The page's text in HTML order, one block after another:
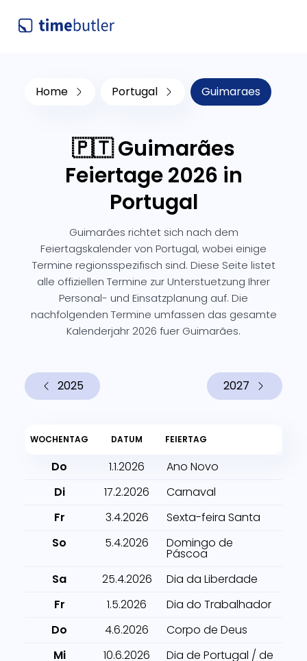
Home Portugal Guimaraes
🇵🇹 Guimarães
Feiertage 2026 in
Portugal
Guimarães richtet sich nach dem
Feiertagskalender von Portugal, wobei einige
Termine regionsspezifisch sind. Diese Seite listet
alle offiziellen Termine zur Unterstuetzung Ihrer
Personal- und Einsatzplanung auf. Die
nachfolgenden Termine umfassen das gesamte
Kalenderjahr 2026 fuer Guimarães.
2025 2027
WOCHENTAG DATUM FEIERTAG
Do 1.1.2026
Ano Novo
Di
17.2.2026
Carnaval
Fr
3.4.2026
Sexta-feira Santa
So
5.4.2026 Domingo de
Páscoa
Sa
25.4.2026
Dia da Liberdade
Fr
1.5.2026
Dia do Trabalhador
Do
4.6.2026
Corpo de Deus
Mi
10.6.2026 Dia de Portugal / de